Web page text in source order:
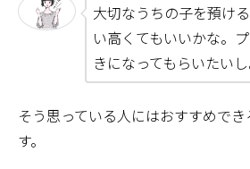
大切なうちの子を預け
い高くてもいいかな。
きになってもらいたいし
そう思っている人にはおすすめで
す。